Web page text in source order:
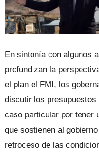
En sintonía con algunos
profundizan la
el plan el FMI, los
discutir los presupuestos
caso particular por tener
que sostienen al
retroceso de las